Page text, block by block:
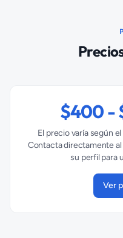
$400-
El precio varía según
Contacta directamente
su perfil para
Ver